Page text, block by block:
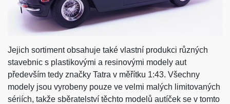
Jejich sortiment obsahuje také vlastní produkci různých
stavebnic s plastikovými a resinovými modely aut
především tedy značky Tatra v měřítku 1:43. Všechny
modely jsou vyrobeny pouze ve velmi malých limitovaných
sériích, takže sběratelství těchto modelů autíček se v tomto